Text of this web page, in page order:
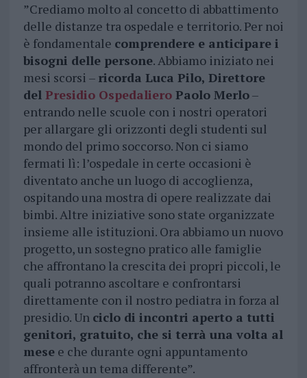
”Crediamo molto al concetto di abbattimento
delle distanze tra ospedale e territorio. Per noi
è fondamentale comprendere e anticipare i
bisogni delle persone. Abbiamo iniziato nei
mesi scorsi – ricorda Luca Pilo, Direttore
del Presidio OspedalieroPaolo Merlo–
entrando nelle scuole con i nostri operatori
per allargare gli orizzonti degli studenti sul
mondo del primo soccorso. Non ci siamo
fermati lì: l’ospedale in certe occasioni è
diventato anche un luogo di accoglienza,
ospitando una mostra di opere realizzate dai
bimbi. Altre iniziative sono state organizzate
insieme alle istituzioni. Ora abbiamo un nuovo
progetto, un sostegno pratico alle famiglie
che affrontano la crescita dei propri piccoli, le
quali potranno ascoltare e confrontarsi
direttamente con il nostro pediatra in forza al
presidio. Un ciclo di incontri aperto a tutti
genitori, gratuito, che si terrà una volta al
mesee che durante ogni appuntamento
affronterà un tema differente”.